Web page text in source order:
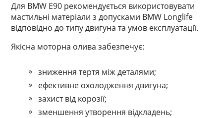
Для BMW E90 рекомендується використовувати
мастильні матеріали з допусками BMW Longlife
відповідно до типу двигуна та умов експлуатації.
Якісна моторна олива забезпечує:
зниження тертя між деталями;
ефективне охолодження двигуна;
захист від корозії;
зменшення утворення відкладень;